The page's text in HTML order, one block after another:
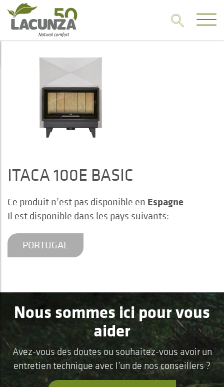
ITACA 100E BASIC
Ce produit n’est pas disponible en Espagne
Il est disponible dans les pays suivants:
PORTUGAL
Nous sommes ici pour vous
aider
Avez-vous des doutes ou souhaitez-vous avoir un
entretien technique avec l’un de nos conseillers ?